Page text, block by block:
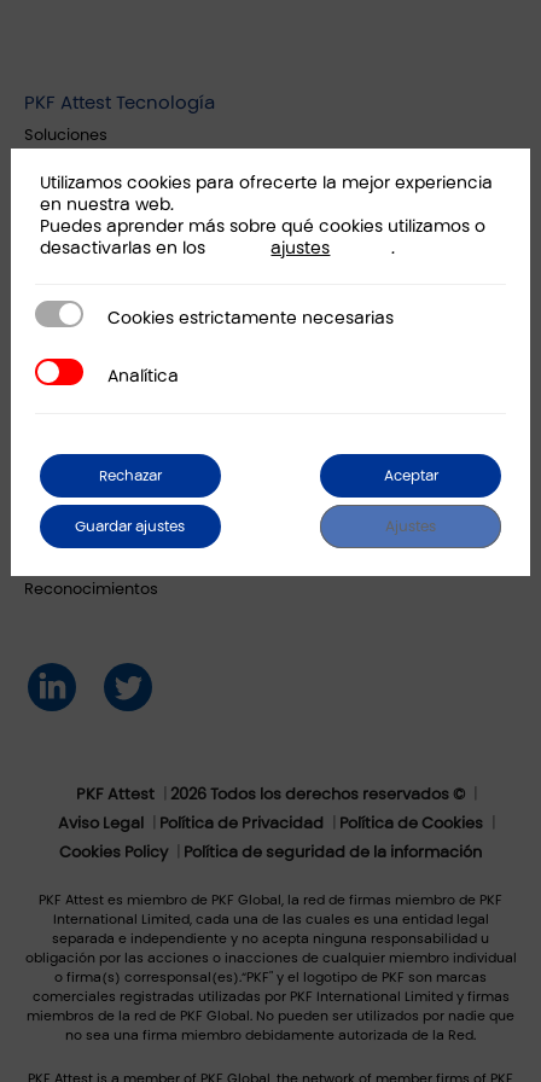
PKF Attest Tecnología
Soluciones
Partner
Talento
PKF Attest
Ubicaciones
Políticas corporativas
PKF Internacional
Reconocimientos
PKF Attest
2026 Todos los derechos reservados ©
Aviso Legal
Política de Privacidad
Política de Cookies
Cookies Policy
Política de seguridad de la información
PKF Attest es miembro de PKF Global, la red de firmas miembro de PKF
International Limited, cada una de las cuales es una entidad legal
separada e independiente y no acepta ninguna responsabilidad u
obligación por las acciones o inacciones de cualquier miembro individual
o firma(s) corresponsal(es).“PKF" y el logotipo de PKF son marcas
comerciales registradas utilizadas por PKF International Limited y firmas
miembros de la red de PKF Global. No pueden ser utilizados por nadie que
no sea una firma miembro debidamente autorizada de la Red.
Utilizamos cookies para ofrecerte la mejor experiencia
en nuestra web.
Puedes aprender más sobre qué cookies utilizamos o
desactivarlas en los
ajustes .
Cookies estrictamente necesarias
Cookies estrictamente necesarias
AnalíticaAnalítica
Aceptar
Rechazar
Ajustes
Guardar ajustes